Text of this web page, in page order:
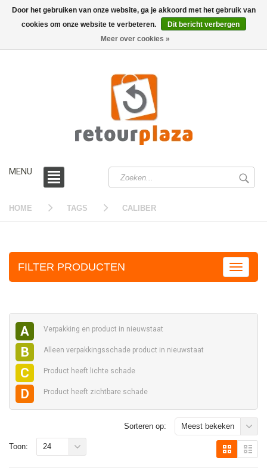
MENU
HOME TAGS CALIBER
FILTER PRODUCTEN
A Verpakking en product in nieuwstaat
B Alleen verpakkingsschade product in nieuwstaat
C Product heeft lichte schade
D Product heeft zichtbare schade
Sorteren op: Meest bekeken
Toon: 24
Door het gebruiken van onze website, ga je akkoord met het gebruik van
cookies om onze website te verbeteren.
Dit bericht verbergen
Meer over cookies »